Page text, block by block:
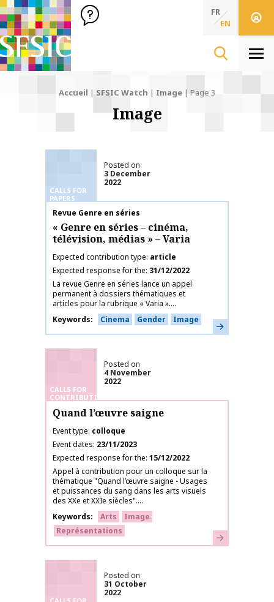
SFSIC Société Française des Sciences de l'Information & de
Société Française des Sciences de
FR
EN
Accueil | SFSIC Watch | Image | Page 3
Image
CALLS FOR
PAPERS
Posted on
3 December
2022
Publication name
Revue Genre en séries
« Genre en séries – cinéma,
télévision, médias » – Varia
Expected contribution type article
Expected response for the 31/12/2022
La revue Genre en séries lance un appel
permanent à dossiers thématiques et
articles pour la rubrique « Varia »....
Keywords
Cinema Gender Image Learn more
CALLS FOR
CONTRIBUTIONS
Posted on
4 November
2022
Quand l’œuvre saigne
Event type colloque
Event dates 23/11/2023
Expected response for the 15/12/2022
Appel à contribution pour un colloque sur la
thématique "Quand l’œuvre saigne - Usages
et puissances du sang dans les arts visuels
des XXe et XXIe siècles"....
Keywords
Arts
Image
Représentations
Learn more
Posted on
31 October
2022